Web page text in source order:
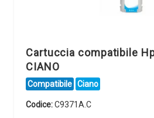
Cartuccia compatibile
CIANO
Compatibile Ciano
Codice:C9371A.C